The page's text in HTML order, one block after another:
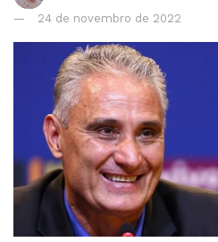
24 de novembro de 2022